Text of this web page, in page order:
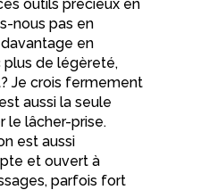
outils précieux en
nous pas en
en
de légèreté,
Je crois fermement
aussi la seule
le lâcher-prise.
est aussi
et ouvert à
parfois fort